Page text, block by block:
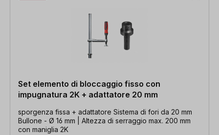
Set elemento di bloccaggio fisso con
impugnatura 2K + adattatore 20 mm
sporgenza fissa + adattatore Sistema di fori da 20 mm
Bullone - Ø 16 mm | Altezza di serraggio max. 200 mm
con maniglia 2K